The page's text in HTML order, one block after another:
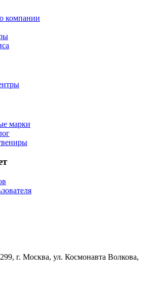
компании
марки
г. Москва, ул. Космонавта Волкова,